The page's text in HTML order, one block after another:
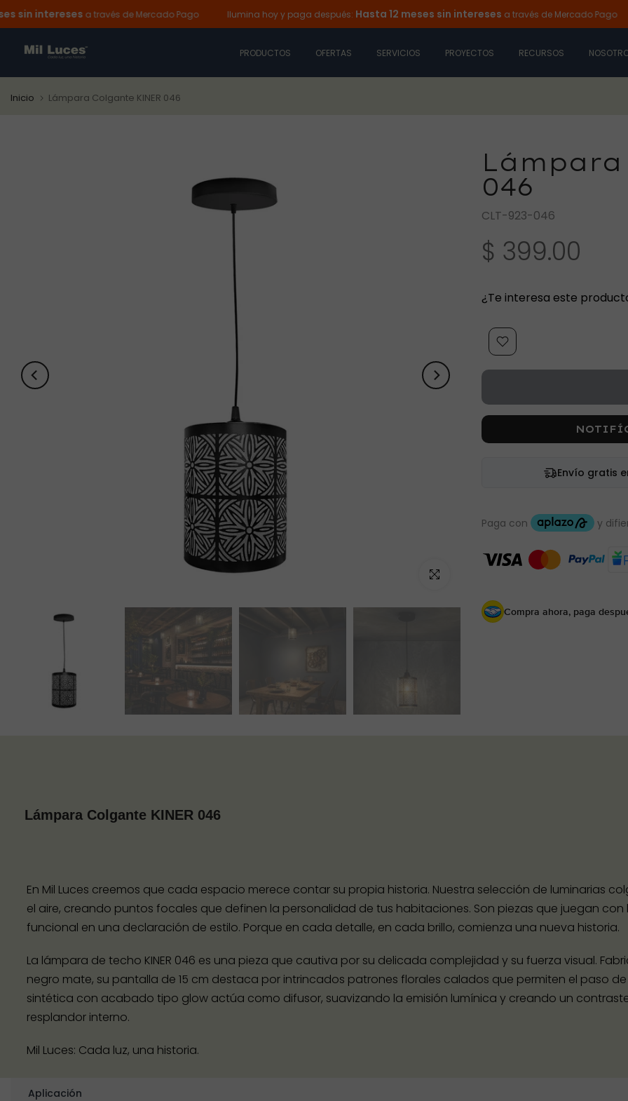
Ir
al
contenido
interesesa través de Mercado Pago Ilumina hoy y paga después:Hasta 12 meses sin interesesa través de Mercado Pago
PRODUCTOS OFERTAS SERVICIOS PROYECTOS RECURSOS
Inicio Lámpara Colgante KINER 046
Haz clic para ampliar
046
CLT-923-046
$ 399.00
¿Te interesa este
Envío gratis
Compra ahora, paga
Lámpara Colgante KINER 046
En Mil Luces creemos que cada espacio merece contar su propia historia. Nuestra selección de luminarias
el aire, creando puntos focales que definen la personalidad de tus habitaciones. Son piezas que juegan
funcional en una declaración de estilo. Porque en cada detalle, en cada brillo, comienza una nueva historia.
La lámpara de techo KINER 046 es una pieza que cautiva por su delicada complejidad y su fuerza visual.
negro mate, su pantalla de 15 cm destaca por intrincados patrones florales calados que permiten el paso
sintética con acabado tipo glow actúa como difusor, suavizando la emisión lumínica y creando un
resplandor interno.
Mil Luces: Cada luz, una historia.
Aplicación